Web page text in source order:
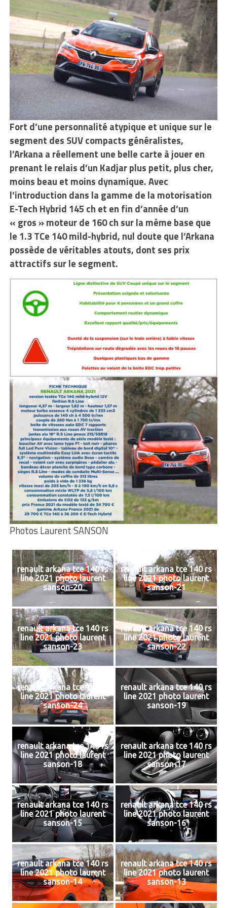
Fort d’une personnalité atypique et unique sur le
segment des SUV compacts généralistes,
l’Arkana a réellement une belle carte à jouer en
prenant le relais d’un Kadjar plus petit, plus cher,
moins beau et moins dynamique. Avec
l’introduction dans la gamme de la motorisation
E-Tech Hybrid 145 ch et en fin d’année d’un
« gros » moteur de 160 ch sur la même base que
le 1.3 TCe 140 mild-hybrid, nul doute que l’Arkana
possède de véritables atouts, dont ses prix
attractifs sur le segment.
Photos Laurent SANSON
renault arkana tce 140 rs
line 2021 photo laurent
sanson-20
renault arkana tce 140 rs
line 2021 photo laurent
sanson-21
renault arkana tce 140 rs
line 2021 photo laurent
sanson-23
renault arkana tce 140 rs
line 2021 photo laurent
sanson-22
renault arkana tce 140 rs
line 2021 photo laurent
sanson-24
renault arkana tce 140 rs
line 2021 photo laurent
sanson-19
renault arkana tce 140 rs
line 2021 photo laurent
sanson-18
renault arkana tce 140 rs
line 2021 photo laurent
sanson-17
renault arkana tce 140 rs
line 2021 photo laurent
sanson-15
renault arkana tce 140 rs
line 2021 photo laurent
sanson-16
renault arkana tce 140 rs
line 2021 photo laurent
sanson-14
renault arkana tce 140 rs
line 2021 photo laurent
sanson-13